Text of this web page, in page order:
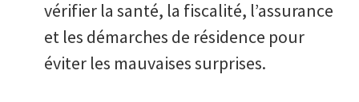
vérifier la santé, la fiscalité, l’assurance
et les démarches de résidence pour
éviter les mauvaises surprises.